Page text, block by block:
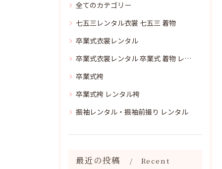
全てのカテゴリー
七五三レンタル衣裳 七五三 着物
卒業式衣裳レンタル
卒業式衣裳レンタル 卒業式 着物 レンタル
卒業式袴
卒業式袴 レンタル袴
振袖レンタル・振袖前撮り レンタル
最近の投稿
Recent